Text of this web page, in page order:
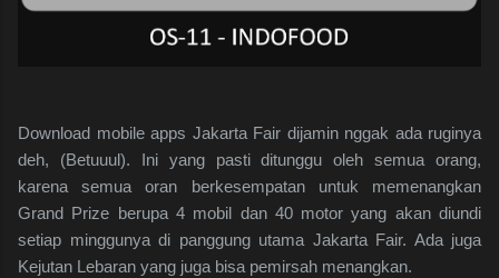
Download mobile apps Jakarta Fair dijamin nggak ada ruginya
deh, (Betuuul). Ini yang pasti ditunggu oleh semua orang,
karena semua oran berkesempatan untuk memenangkan
Grand Prize berupa 4 mobil dan 40 motor yang akan diundi
setiap minggunya di panggung utama Jakarta Fair. Ada juga
Kejutan Lebaran yang juga bisa pemirsah menangkan.